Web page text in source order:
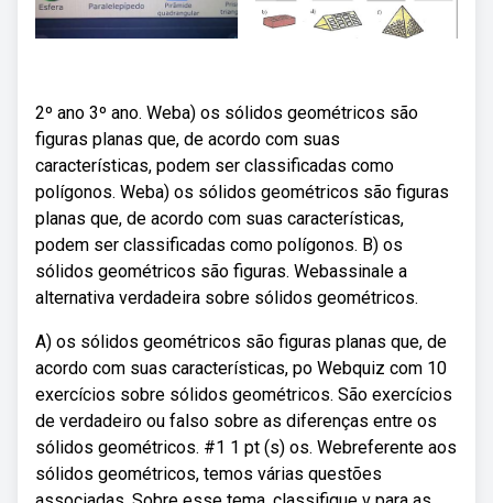
2º ano 3º ano. Weba) os sólidos geométricos são
figuras planas que, de acordo com suas
características, podem ser classificadas como
polígonos. Weba) os sólidos geométricos são figuras
planas que, de acordo com suas características,
podem ser classificadas como polígonos. B) os
sólidos geométricos são figuras. Webassinale a
alternativa verdadeira sobre sólidos geométricos.
A) os sólidos geométricos são figuras planas que, de
acordo com suas características, po Webquiz com 10
exercícios sobre sólidos geométricos. São exercícios
de verdadeiro ou falso sobre as diferenças entre os
sólidos geométricos. #1 1 pt (s) os. Webreferente aos
sólidos geométricos, temos várias questões